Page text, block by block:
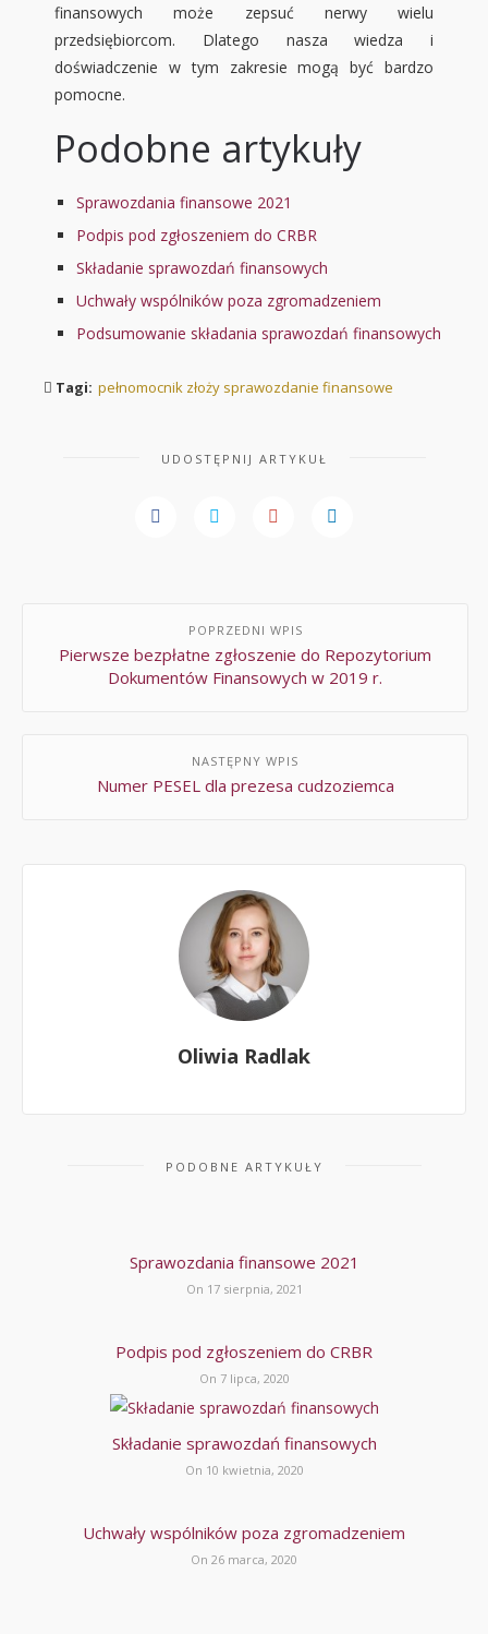
finansowych może zepsuć nerwy wielu
przedsiębiorcom. Dlatego nasza wiedza i
doświadczenie w tym zakresie mogą być bardzo
pomocne.
Podobne artykuły
Sprawozdania finansowe 2021
Podpis pod zgłoszeniem do CRBR
Składanie sprawozdań finansowych
Uchwały wspólników poza zgromadzeniem
Podsumowanie składania sprawozdań finansowych
Tagi: pełnomocnik złoży sprawozdanie finansowe
UDOSTĘPNIJ ARTYKUŁ
POPRZEDNI WPIS
Pierwsze bezpłatne zgłoszenie do Repozytorium
Dokumentów Finansowych w 2019 r.
NASTĘPNY WPIS
Numer PESEL dla prezesa cudzoziemca
Oliwia Radlak
PODOBNE ARTYKUŁY
Sprawozdania finansowe 2021
On 17 sierpnia, 2021
Podpis pod zgłoszeniem do CRBR
On 7 lipca, 2020
Składanie sprawozdań finansowych
On 10 kwietnia, 2020
Uchwały wspólników poza zgromadzeniem
On 26 marca, 2020